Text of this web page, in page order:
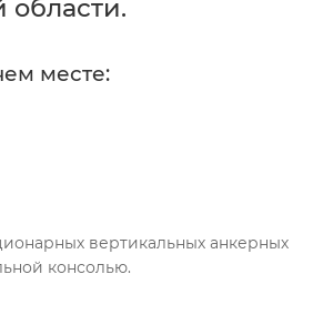
области.
месте:
вертикальных анкерных
консолью.